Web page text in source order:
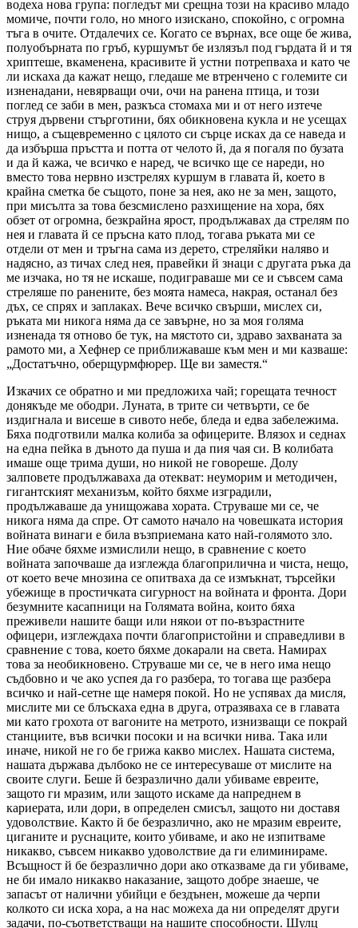
Изкачих се обратно и ми предложиха чай; горещата течност
донякъде ме ободри. Луната, в трите си четвърти, се бе
издигнала и висеше в сивото небе, бледа и едва забележима.
Бяха подготвили малка колиба за офицерите. Влязох и седнах
на една пейка в дъното да пуша и да пия чая си. В колибата
имаше още трима души, но никой не говореше. Долу
залповете продължаваха да отекват: неуморим и методичен,
гигантският механизъм, който бяхме изградили,
продължаваше да унищожава хората. Струваше ми се, че
никога няма да спре. От самото начало на човешката история
войната винаги е била възприемана като най-голямото зло.
Ние обаче бяхме измислили нещо, в сравнение с което
войната започваше да изглежда благоприлична и чиста, нещо,
от което вече мнозина се опитваха да се измъкнат, търсейки
убежище в простичката сигурност на войната и фронта. Дори
безумните касапници на Голямата война, които бяха
преживели нашите бащи или някои от по-възрастните
офицери, изглеждаха почти благопристойни и справедливи в
сравнение с това, което бяхме докарали на света. Намирах
това за необикновено. Струваше ми се, че в него има нещо
съдбовно и че ако успея да го разбера, то тогава ще разбера
всичко и най-сетне ще намеря покой. Но не успявах да мисля,
мислите ми се блъскаха една в друга, отразяваха се в главата
ми като грохота от вагоните на метрото, изнизващи се покрай
станциите, във всички посоки и на всички нива. Така или
иначе, никой не го бе грижа какво мислех. Нашата система,
нашата държава дълбоко не се интересуваше от мислите на
своите слуги. Беше й безразлично дали убиваме евреите,
защото ги мразим, или защото искаме да напреднем в
кариерата, или дори, в определен смисъл, защото ни доставя
удоволствие. Както й бе безразлично, ако не мразим евреите,
циганите и руснаците, които убиваме, и ако не изпитваме
никакво, съвсем никакво удоволствие да ги елиминираме.
Всъщност й бе безразлично дори ако отказваме да ги убиваме,
не би имало никакво наказание, защото добре знаеше, че
запасът от налични убийци е бездънен, можеше да черпи
колкото си иска хора, а на нас можеха да ни определят други
задачи, по-съответстващи на нашите способности. Шулц